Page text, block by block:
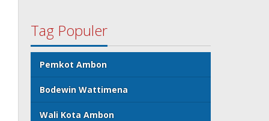
Tag Populer
Pemkot Ambon
Bodewin Wattimena
Wali Kota Ambon